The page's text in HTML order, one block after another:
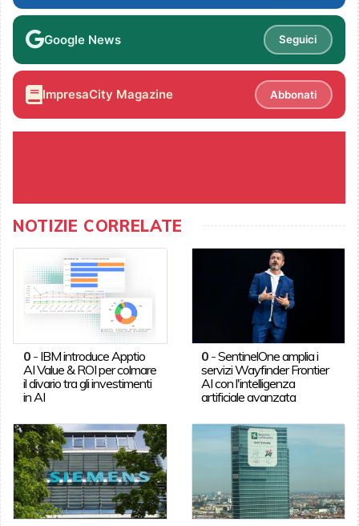
Google News Seguici
ImpresaCity Magazine Abbonati
NOTIZIE CORRELATE
0- IBM introduce Apptio
AI Value & ROI per colmare
il divario tra gli investimenti
in AI
0 -SentinelOne amplia i
servizi Wayfinder Frontier
AI con l'intelligenza
artificiale avanzata